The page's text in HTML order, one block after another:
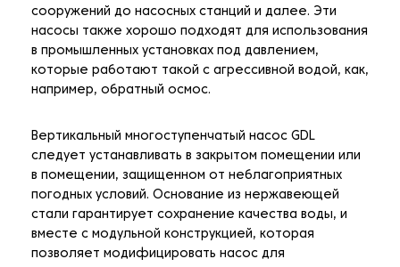
сооружений до насосных станций и далее. Эти
насосы также хорошо подходят для использования
в промышленных установках под давлением,
которые работают такой с агрессивной водой, как,
например, обратный осмос.
Вертикальный многоступенчатый насос GDL
следует устанавливать в закрытом помещении или
в помещении, защищенном от неблагоприятных
погодных условий. Основание из нержавеющей
стали гарантирует сохранение качества воды, и
вместе с модульной конструкцией, которая
позволяет модифицировать насос для